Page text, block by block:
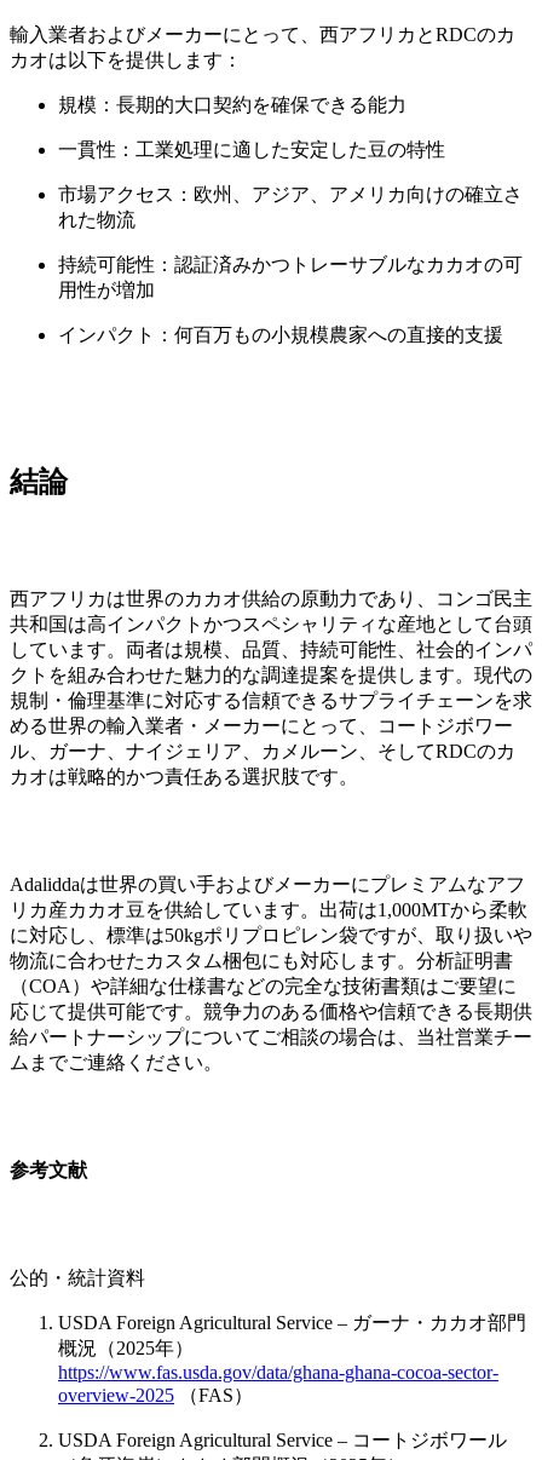
輸入業者およびメーカーにとって、西アフリカとRDCのカ
カオは以下を提供します：
規模：長期的大口契約を確保できる能力
一貫性：工業処理に適した安定した豆の特性
市場アクセス：欧州、アジア、アメリカ向けの確立さ
れた物流
持続可能性：認証済みかつトレーサブルなカカオの可
用性が増加
インパクト：何百万もの小規模農家への直接的支援
結論
西アフリカは世界のカカオ供給の原動力であり、コンゴ民主
共和国は高インパクトかつスペシャリティな産地として台頭
しています。両者は規模、品質、持続可能性、社会的インパ
クトを組み合わせた魅力的な調達提案を提供します。現代の
規制・倫理基準に対応する信頼できるサプライチェーンを求
める世界の輸入業者・メーカーにとって、コートジボワー
ル、ガーナ、ナイジェリア、カメルーン、そしてRDCのカ
カオは戦略的かつ責任ある選択肢です。
Adaliddaは世界の買い手およびメーカーにプレミアムなアフ
リカ産カカオ豆を供給しています。出荷は1,000MTから柔軟
に対応し、標準は50kgポリプロピレン袋ですが、取り扱いや
物流に合わせたカスタム梱包にも対応します。分析証明書
（COA）や詳細な仕様書などの完全な技術書類はご要望に
応じて提供可能です。競争力のある価格や信頼できる長期供
給パートナーシップについてご相談の場合は、当社営業チー
ムまでご連絡ください。
参考文献
公的・統計資料
USDA Foreign Agricultural Service – ガーナ・カカオ部門
概況（2025年）
https://www.fas.usda.gov/data/ghana-ghana-cocoa-sector-
overview-2025 （FAS）
USDA Foreign Agricultural Service – コートジボワール